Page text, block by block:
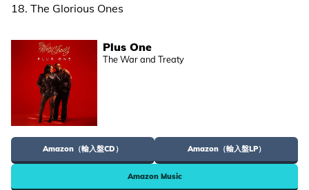
18. The Glorious Ones
Plus One
The War and Treaty
Amazon（輸入盤CD） Amazon（輸入盤LP）
Amazon Music